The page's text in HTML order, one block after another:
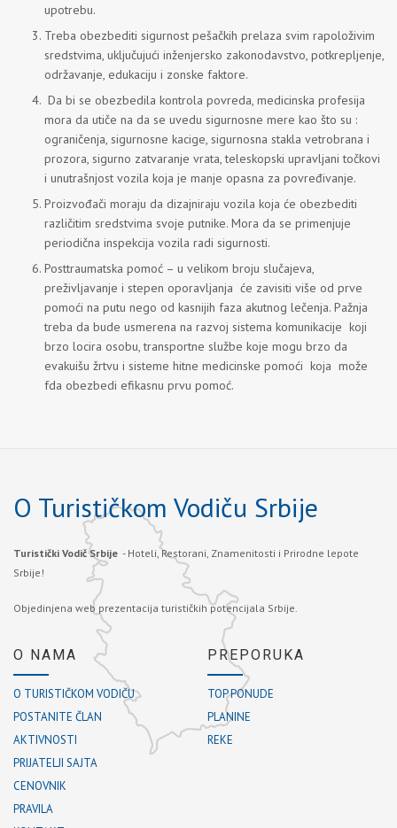
upotrebu.
Treba obezbediti sigurnost pešačkih prelaza svim rapoloživim
sredstvima, uključujući inženjersko zakonodavstvo, potkrepljenje,
održavanje, edukaciju i zonske faktore.
Da bi se obezbedila kontrola povreda, medicinska profesija
mora da utiče na da se uvedu sigurnosne mere kao što su :
ograničenja, sigurnosne kacige, sigurnosna stakla vetrobrana i
prozora, sigurno zatvaranje vrata, teleskopski upravljani točkovi
i unutrašnjost vozila koja je manje opasna za povređivanje.
Proizvođači moraju da dizajniraju vozila koja će obezbediti
različitim sredstvima svoje putnike. Mora da se primenjuje
periodična inspekcija vozila radi sigurnosti.
Posttraumatska pomoć – u velikom broju slučajeva,
preživljavanje i stepen oporavljanja će zavisiti više od prve
pomoći na putu nego od kasnijih faza akutnog lečenja. Pažnja
treba da bude usmerena na razvoj sistema komunikacije koji
brzo locira osobu, transportne službe koje mogu brzo da
evakuišu žrtvu i sisteme hitne medicinske pomoći koja može
fda obezbedi efikasnu prvu pomoć.
O Turističkom Vodiču Srbije
Turistički Vodič Srbije - Hoteli, Restorani, Znamenitosti i Prirodne lepote
Srbije!
Objedinjena web prezentacija turističkih potencijala Srbije.
O NAMA
O TURISTIČKOM VODIČU
POSTANITE ČLAN
AKTIVNOSTI
PRIJATELJI SAJTA
CENOVNIK
PRAVILA
PREPORUKA
TOP PONUDE
PLANINE
REKE